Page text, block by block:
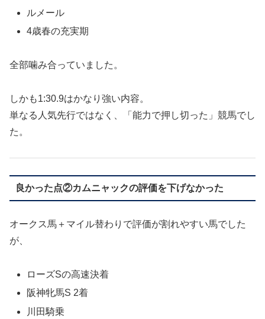
ルメール
4歳春の充実期
全部噛み合っていました。
しかも1:30.9はかなり強い内容。
単なる人気先行ではなく、「能力で押し切った」競馬でし
た。
良かった点②カムニャックの評価を下げなかった
オークス馬＋マイル替わりで評価が割れやすい馬でした
が、
ローズSの高速決着
阪神牝馬S 2着
川田騎乗